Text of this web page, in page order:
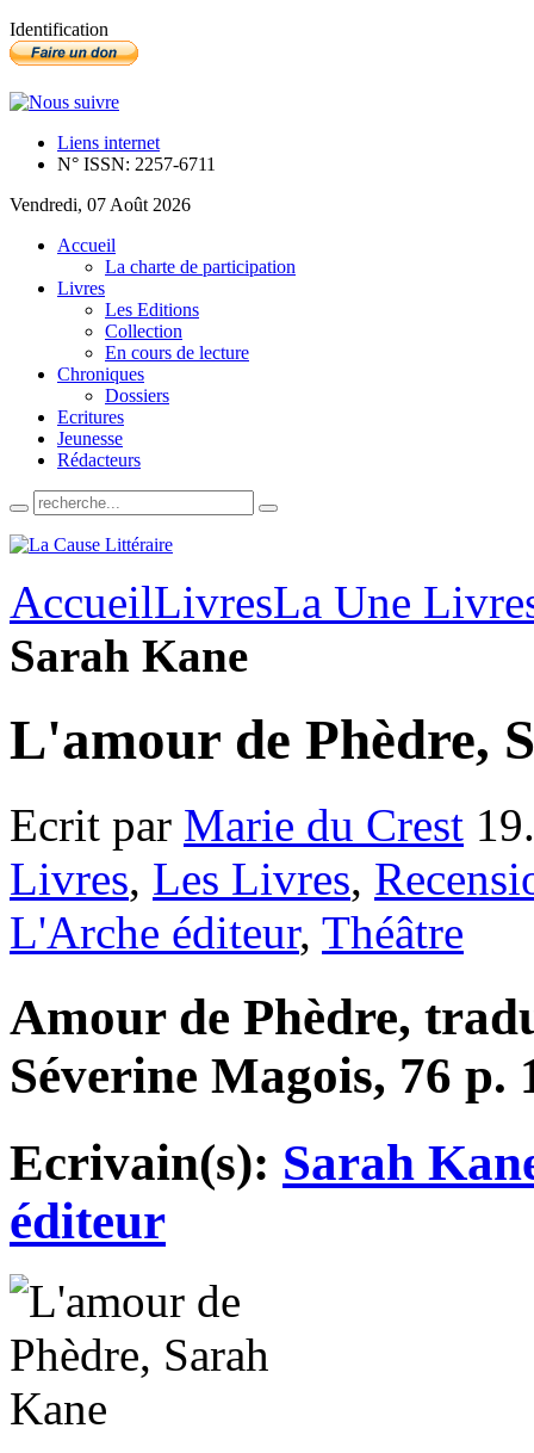
Identification
Liens internet
N° ISSN: 2257-6711
Vendredi, 07 Août 2026
Accueil
La charte de participation
Livres
Les Editions
Collection
En cours de lecture
Chroniques
Dossiers
Ecritures
Jeunesse
Rédacteurs
AccueilLivresLa Une
Sarah Kane
L'amour de Phèdre,
Ecrit par Marie du Crest
Livres, Les Livres,
L'Arche éditeur, Théâtre
Amour de Phèdre,
Séverine Magois, 76 p.
Ecrivain(s): Sarah
éditeur